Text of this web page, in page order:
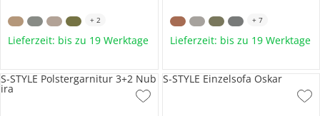
+ 2
Lieferzeit: bis zu 19 Werktage
+ 7
Lieferzeit: bis zu 19 Werktage
S-STYLE Polstergarnitur 3+2 Nub
ira
S-STYLE Einzelsofa Oskar